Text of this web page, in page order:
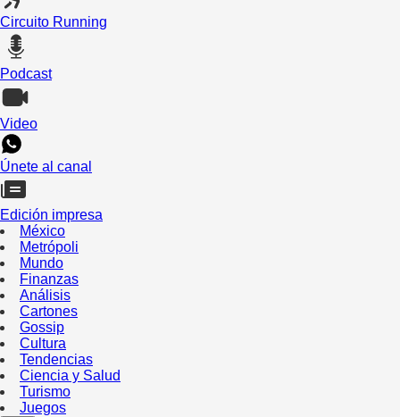
Circuito Running
Podcast
Video
Únete al canal
Edición impresa
México
Metrópoli
Mundo
Finanzas
Análisis
Cartones
Gossip
Cultura
Tendencias
Ciencia y Salud
Turismo
Juegos